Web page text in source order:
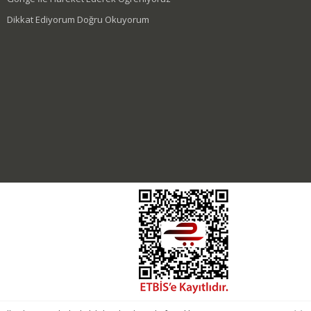
Dikkat Ediyorum Doğru Okuyorum